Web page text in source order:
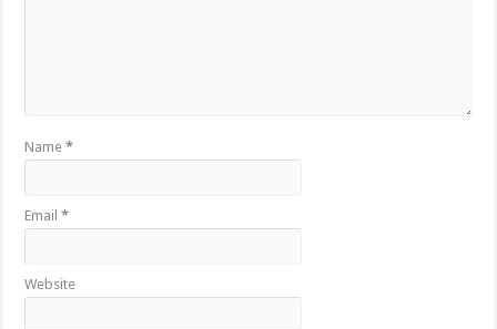
Name*
Email*
Website